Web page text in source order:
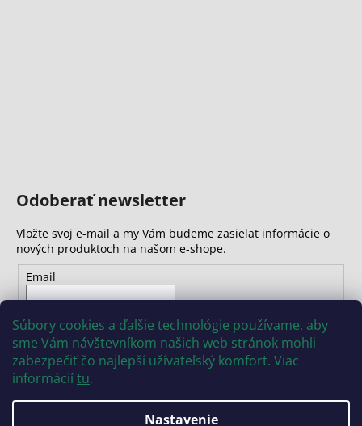
Súbory cookies a ďalšie technológie používame, aby
sme Vám návštevníkom našich web stránok mohli
zabezpečiť čo najlepší užívateľský komfort. Viac
informáciítu.
Nastavenie
Odoberať newsletter
Vložte svoj e-mail a my Vám budeme zasielať informácie o
nových produktoch na našom e-shope.
Email
osobných údajov
PRIHLÁSIŤ SA